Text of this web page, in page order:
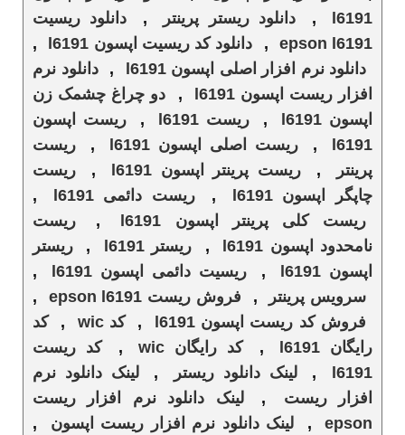
l6191
, دانلود ریستر پرینتر ,
دانلود ریسیت
epson l6191
, دانلود کد ریسیت اپسون l6191
,
دانلود نرم افزار اصلی اپسون l6191
,
دانلود نرم
افزار ریست اپسون l6191
,
دو چراغ چشمک زن
اپسون l6191
, ریست l6191 ,
ریست اپسون
l6191
, ریست اصلی اپسون l6191 ,
ریست
پرینتر
, ریست پرینتر اپسون l6191 ,
ریست
چاپگر اپسون l6191
, ریست دائمی l6191
,
ریست کلی پرینتر اپسون l6191
,
ریست
نامحدود اپسون l6191
, ریستر l6191 ,
ریستر
اپسون l6191
, ریسیت دائمی اپسون l6191
,
سرویس پرینتر
, فروش ریست epson l6191
,
فروش کد ریست اپسون l6191
, کد wic ,
کد
رایگان l6191
, کد رایگان wic ,
کد ریست
l6191
, لینک دانلود ریستر ,
لینک دانلود نرم
افزار ریست
,
لینک دانلود نرم افزار ریست
epson
, لینک دانلود نرم افزار ریست اپسون ,